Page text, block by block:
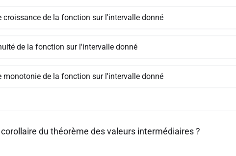
croissance de la fonction sur l'intervalle donné
de la fonction sur l'intervalle donné
monotonie de la fonction sur l'intervalle donné
du théorème des valeurs intermédiaires ?